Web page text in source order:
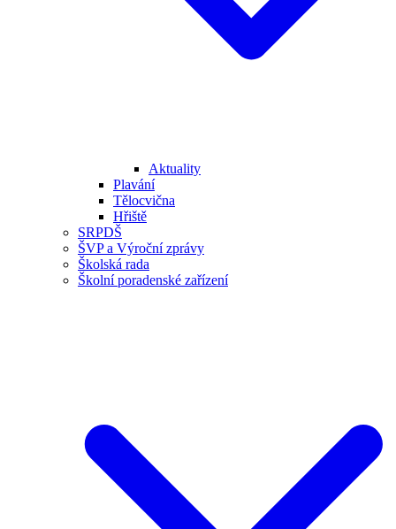
Aktuality
Plavání
Tělocvična
Hřiště
SRPDŠ
ŠVP a Výroční zprávy
Školská rada
Školní poradenské zařízení